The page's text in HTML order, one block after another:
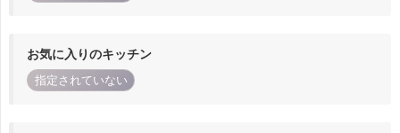
お気に入りのキッチン
指定されていない